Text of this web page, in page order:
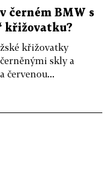
černém BMW s
křižovatku?
křižovatky
skly a
červenou...